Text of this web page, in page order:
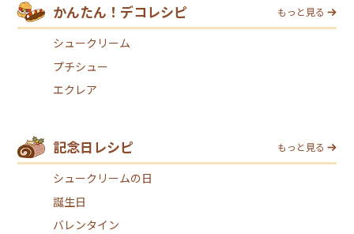
かんたん！デコレシピ もっと見る
シュークリーム
プチシュー
エクレア
記念日レシピ もっと見る
シュークリームの日
誕生日
バレンタイン